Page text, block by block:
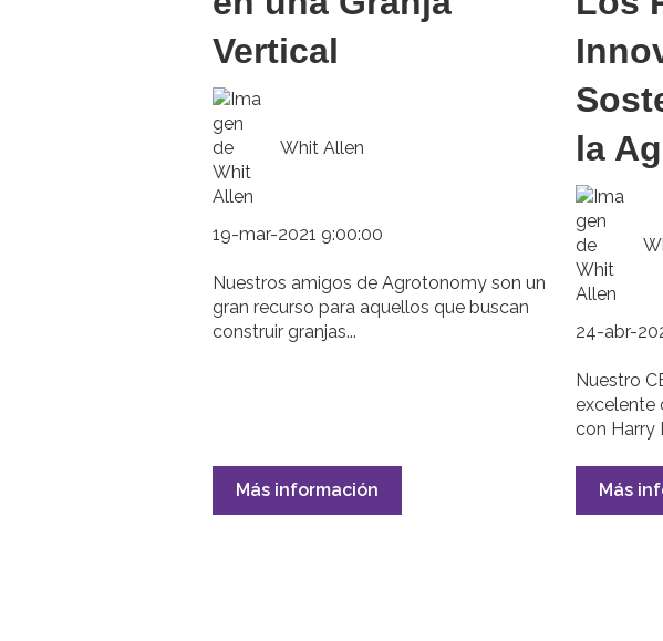
Vertical
Whit Allen
19-mar-2021 9:00:00
Nuestros amigos de Agrotonomy son un
gran recurso para aquellos que buscan
construir granjas...
Más información
la
24-abr-
Nuestro
excelente
con Harry
Más